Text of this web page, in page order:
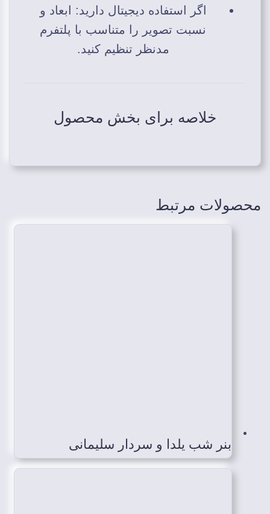
اگر استفاده دیجیتال دارید: ابعاد و
نسبت تصویر را متناسب با پلتفرم
مدنظر تنظیم کنید.
خلاصه برای بخش محصول
محصولات مرتبط
بنر شب یلدا و سردار سلیمانی